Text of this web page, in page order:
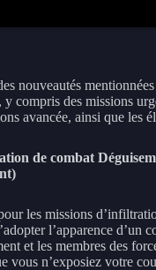
nouveautés
y compris des missions
avancée, ainsi que les
de combat
les missions
l’apparence
et les membres des
vous n’exposiez votre